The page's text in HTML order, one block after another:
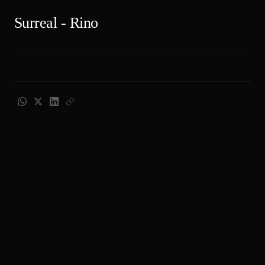
Surreal - Rino